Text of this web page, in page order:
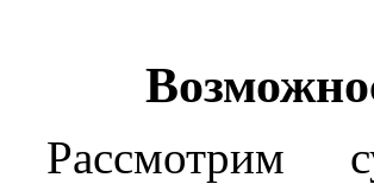
Рассмотрим